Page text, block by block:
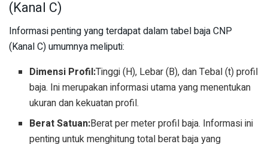
(Kanal C)
Informasi penting yang terdapat dalam tabel baja CNP
(Kanal C) umumnya meliputi:
Dimensi Profil:Tinggi (H), Lebar (B), dan Tebal (t) profil
baja. Ini merupakan informasi utama yang menentukan
ukuran dan kekuatan profil.
Berat Satuan:Berat per meter profil baja. Informasi ini
penting untuk menghitung total berat baja yang